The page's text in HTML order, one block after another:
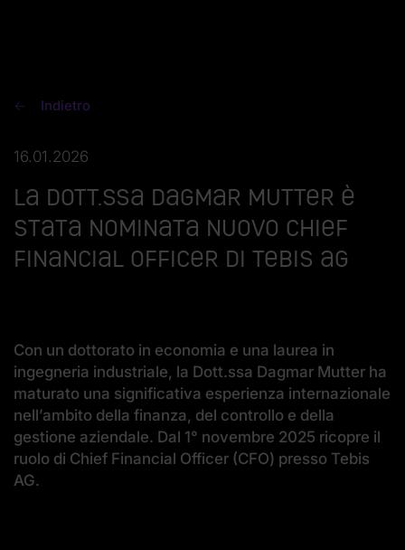
Indietro
16.01.2026
La Dott.ssa Dagmar Mutter è
stata nominata nuovo Chief
Financial Officer di Tebis AG
Con un dottorato in economia e una laurea in
ingegneria industriale, la Dott.ssa Dagmar Mutter ha
maturato una significativa esperienza internazionale
nell’ambito della finanza, del controllo e della
gestione aziendale. Dal 1° novembre 2025 ricopre il
ruolo di Chief Financial Officer (CFO) presso Tebis
AG.